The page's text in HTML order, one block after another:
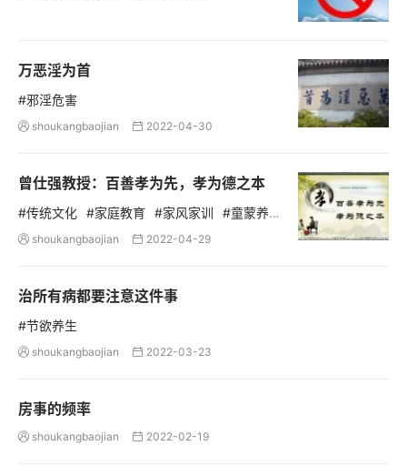
万恶淫为首
#邪淫危害
 shoukangbaojian  2022-04-30
曾仕强教授：百善孝为先，孝为德之本
#传统文化 #家庭教育 #家风家训
#童蒙养
正
#孝顺父母 #德育教育 #名言警句
 shoukangbaojian  2022-04-29
治所有病都要注意这件事
#节欲养生
 shoukangbaojian  2022-03-23
房事的频率
 shoukangbaojian  2022-02-19